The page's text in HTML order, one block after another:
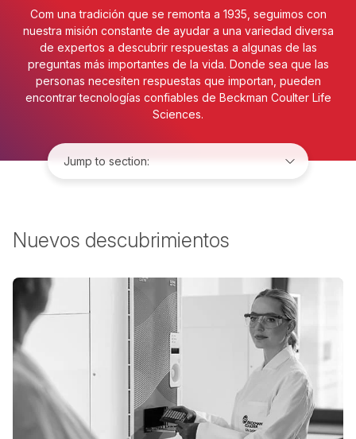
Com una tradición que se remonta a 1935, seguimos con
nuestra misión constante de ayudar a una variedad diversa
de expertos a descubrir respuestas a algunas de las
preguntas más importantes de la vida. Donde sea que las
personas necesiten respuestas que importan, pueden
encontrar tecnologías confiables de Beckman Coulter Life
Sciences.
Nuevos descubrimientos